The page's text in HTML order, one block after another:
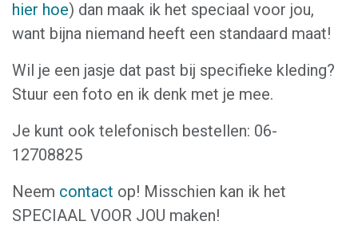
hier hoe) dan maak ik het speciaal voor jou,
want bijna niemand heeft een standaard maat!
Wil je een jasje dat past bij specifieke kleding?
Stuur een foto en ik denk met je mee.
Je kunt ook telefonisch bestellen: 06-
12708825
Neem contact op! Misschien kan ik het
SPECIAAL VOOR JOU maken!